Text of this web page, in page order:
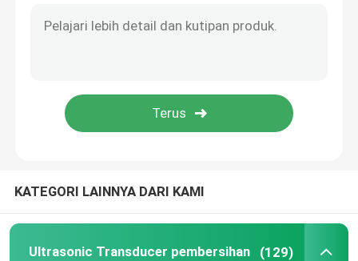
Reaktor ultrasonik
Piezoelektrik keramik Discs
KATEGORI LAINNYA DARI KAMI
Ultrasonic Transducer pembersihan (129)